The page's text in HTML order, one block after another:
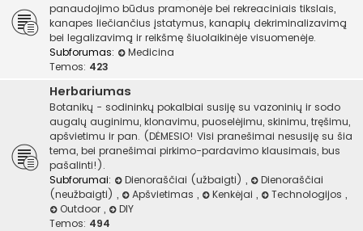
panaudojimo būdus pramonėje bei rekreaciniais tikslais,
kanapes liečiančius įstatymus, kanapių dekriminalizavimą
bei legalizavimą ir reikšmę šiuolaikinėje visuomenėje.
Subforumas:
Medicina
Temos: 423
Herbariumas
Botanikų - sodininkų pokalbiai susiję su vazoninių ir sodo
augalų auginimu, klonavimu, puoselėjimu, skinimu, tręšimu,
apšvietimu ir pan. (DĖMESIO! Visi pranešimai nesusiję su šia
tema, bei pranešimai pirkimo-pardavimo klausimais, bus
pašalinti!).
Subforumai:
Dienoraščiai (užbaigti) ,
Dienoraščiai
(neužbaigti) , Apšvietimas , Kenkėjai , Technologijos ,
Outdoor ,
DIY
Temos: 494